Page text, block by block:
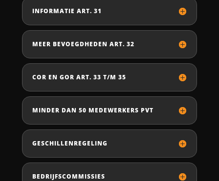
INFORMATIE ART. 31
MEER BEVOEGDHEDEN ART. 32
COR EN GOR ART. 33 T/M 35
MINDER DAN 50 MEDEWERKERS PVT
GESCHILLENREGELING
BEDRIJFSCOMMISSIES